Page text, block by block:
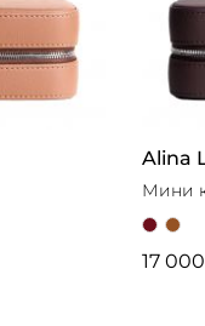
Alina
Мини
17